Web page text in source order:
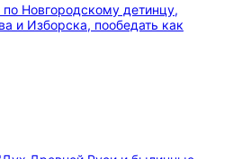
Новгородскому детинцу,
и Изборска, пообедать как